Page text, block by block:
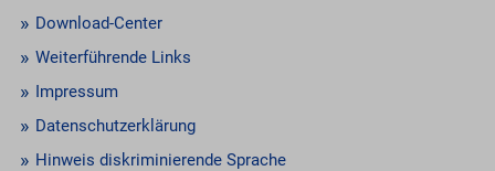
Download-Center
Weiterführende Links
Impressum
Datenschutzerklärung
Hinweis diskriminierende Sprache